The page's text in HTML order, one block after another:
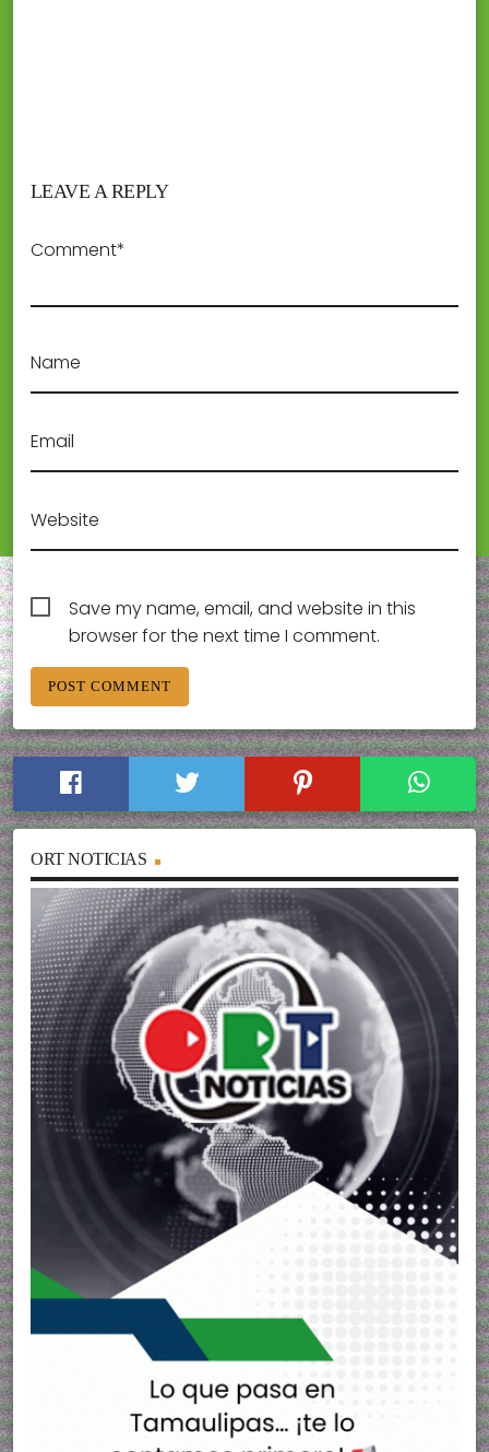
LEAVE A REPLY
Comment*
Name
Email
Website
Save my name, email, and website in this
browser for the next time I comment.
ORT NOTICIAS